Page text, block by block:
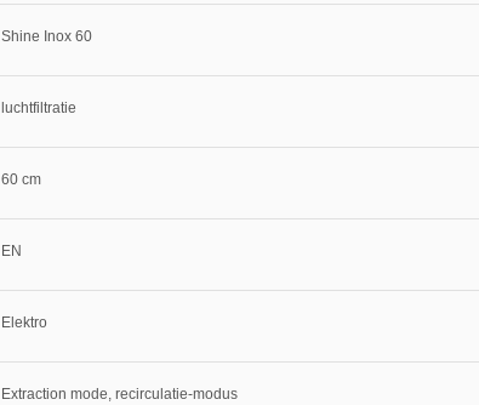
Shine Inox 60
luchtfiltratie
60 cm
EN
Elektro
Extraction mode, recirculatie-modus